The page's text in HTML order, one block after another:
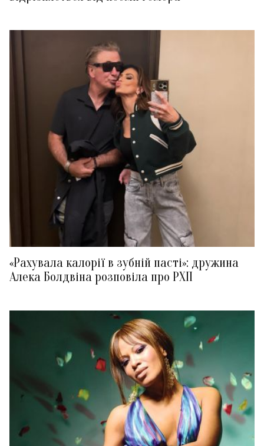
«Рахувала калорії в зубній пасті»: дружина
Алека Болдвіна розповіла про РХП